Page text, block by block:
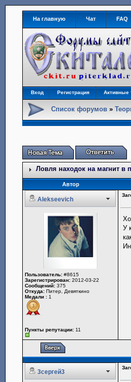
На главную Чат FAQ
Вход Регистрация Активные
Список форумов »
Ловля находок на магнит в
Автор
Alekseevich
Пользователь: #8615
Зарегистрирован: 2012-03-22
Сообщений: 375
Откуда: Питер, Девяткино
Медали : 1
Пункты репутации: 11
У
3сергей3